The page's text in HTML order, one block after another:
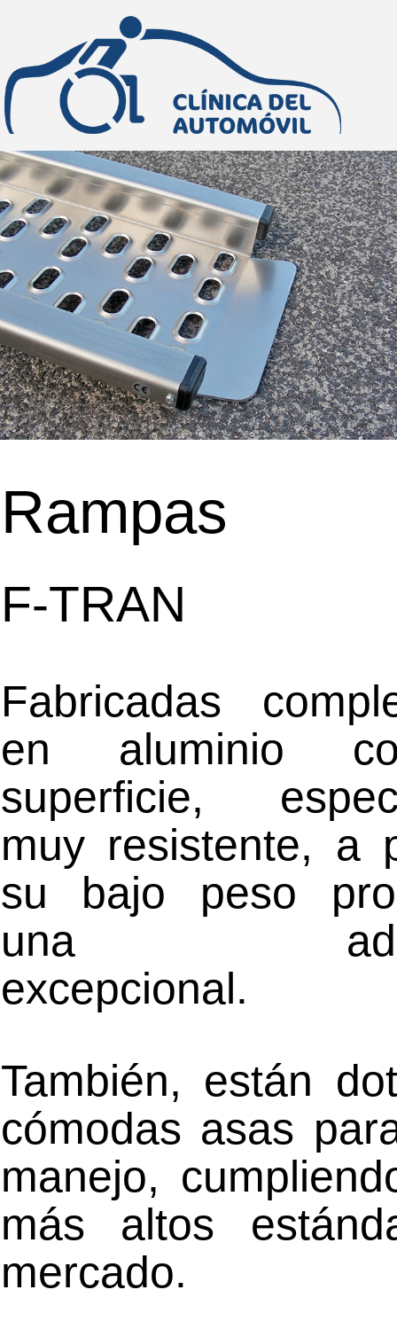
Rampas
F-TRAN
Fabricadas
en aluminio
superficie,
muy resistente, a
su bajo peso
una
excepcional.
También, están
cómodas asas
manejo,
más altos
mercado.